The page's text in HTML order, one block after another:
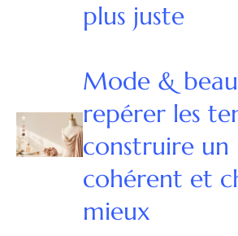
plus juste
Mode &
repérer les
construire un
cohérent et
mieux